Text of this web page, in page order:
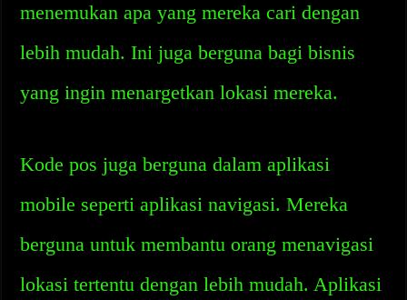
menemukan apa yang mereka cari dengan
lebih mudah. Ini juga berguna bagi bisnis
yang ingin menargetkan lokasi mereka.
Kode pos juga berguna dalam aplikasi
mobile seperti aplikasi navigasi. Mereka
berguna untuk membantu orang menavigasi
lokasi tertentu dengan lebih mudah. Aplikasi